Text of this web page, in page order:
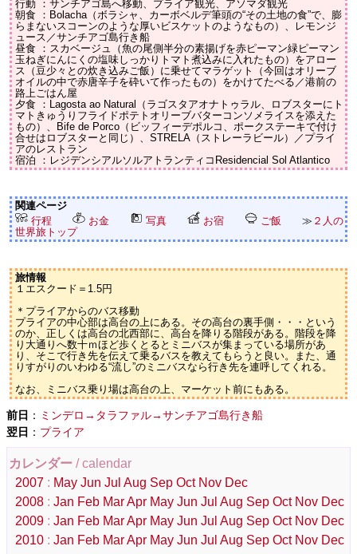
行動 ：サンチアゴ島へ移動、プライア観光、アソマダ観光
朝食 ：Bolacha（ボラシャ、カーボベルデ筆頭の“その土地の食”で、膨
らまないスコーンのような厚いビスケットのようなもの）、レモンジ
ュース／サンチアゴ島行き船
昼食 ：スカベージュ（魚の尾側半分の素揚げを赤ピーマン緑ピーマン
玉ねぎにんにくの塩味しっかりトマト煮込みに入れたもの）をアロー
ス（豆少々との炊き込みご飯）に乗せてマラゲット（今回はオリーブ
オイルの中で赤唐辛子を砕いて作ったもの）をかけてたべる／港前の
路上ごはん屋
夕食 ：Lagosta ao Natural（ラゴスタアオナトゥラル、ロブスターにト
マトきゅうりフライドポテトオリーブバターコンソメライスを添えた
もの）、Bife de Porco（ビッフィーデポルコ、ポークステーキで付け
合せはロブスターと同じ）、STRELA（ストレーラビール）／プライ
アのレストラン
宿泊 ：レジデンシアルソルアトランティコResidencial Sol Atlantico
関連ページ
行程
お金 写真 お宿 ご飯 ≫ ２人の
世界旅トップ
旅情報
１エスクード＝1.5円
＊プライアからのバス移動
プライアの中心部は高台の上にある。その高台の裏手側・・・という
のか、正しくは高台の北西部に、高台を降りる階段がある。階段を降
り大通りへ数十ｍほど歩くとるとミニバスが集まっている場所があ
り、そこで行き先を伝えて乗るバスを教えてもらうと良い。また、通
りすがりのいわゆる“流し”のミニバスなら行き先を連呼してくれる。
なお、ミニバス乗り場は高台の上、マーケット前にもある。
前日 ： ミンデロ→タラファル→サンチアゴ島行き船
翌日 ： プライア
カレンダー / calendar
2007 : May Jun Jul Aug Sep Oct Nov Dec
2008 : Jan Feb MarApr May Jun Jul Aug Sep Oct Nov Dec
2009 : Jan Feb MarApr May Jun Jul Aug Sep Oct Nov Dec
2010 : Jan Feb MarApr May Jun Jul Aug Sep Oct Nov Dec